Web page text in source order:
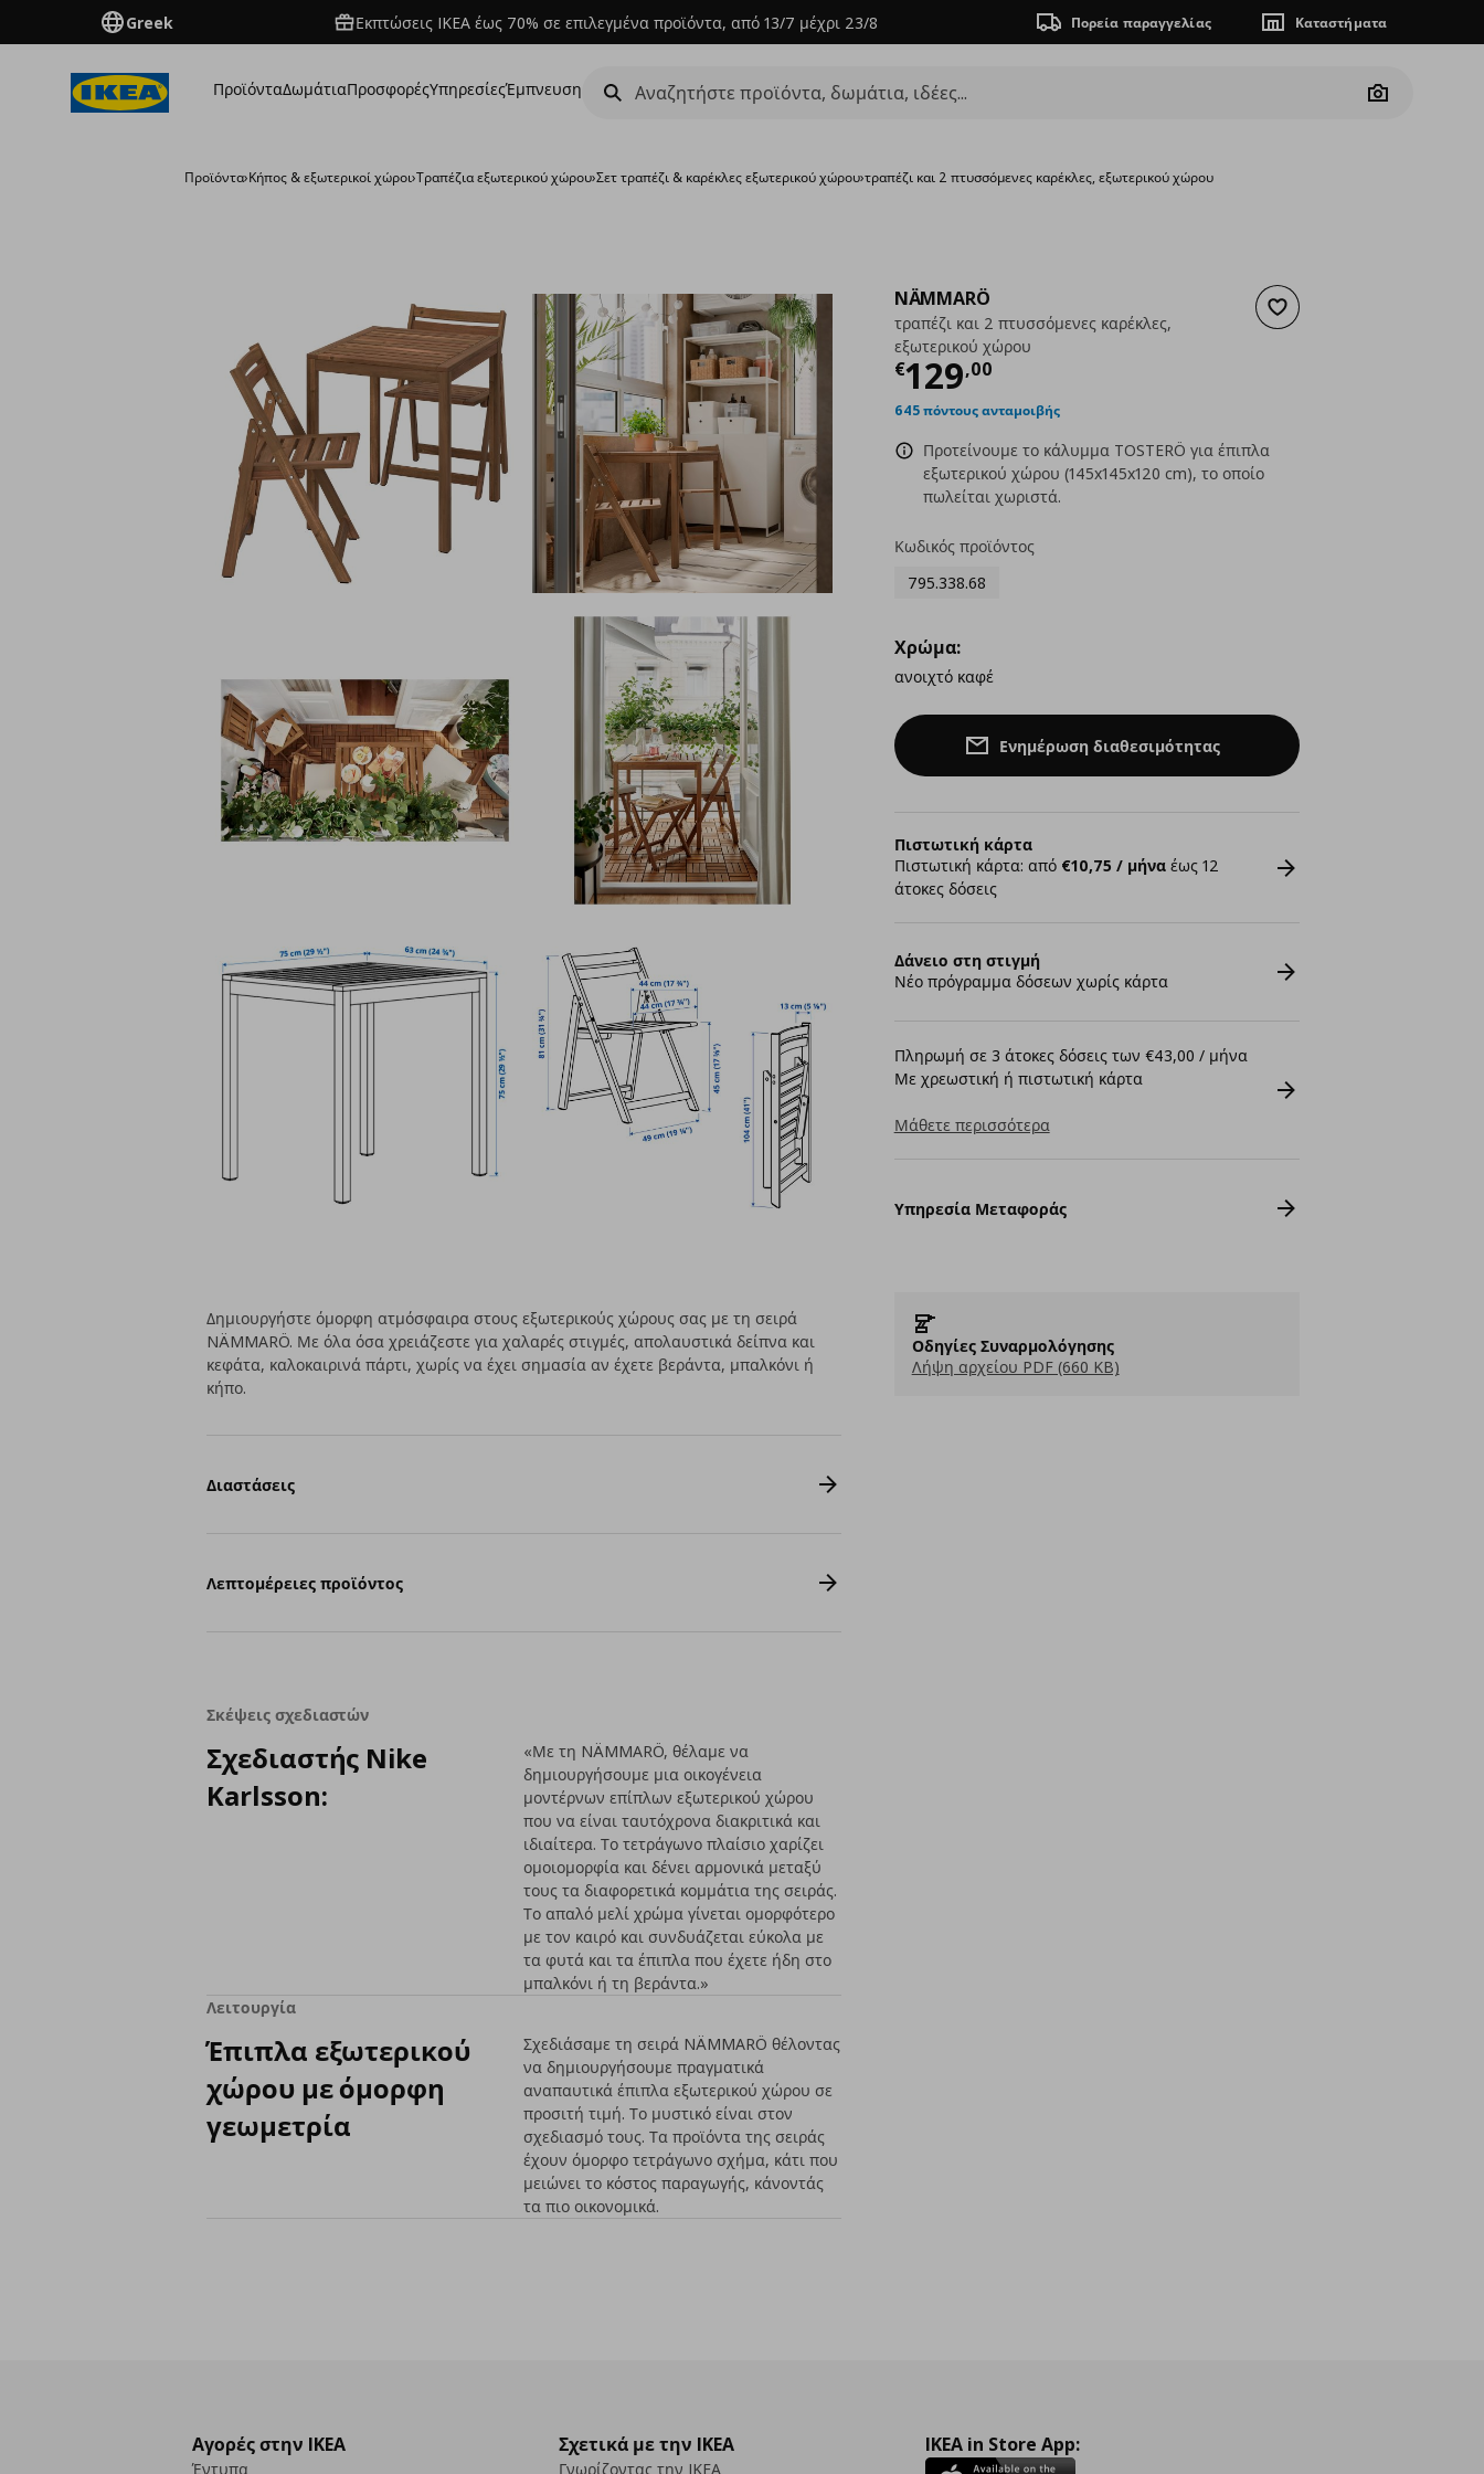
Greek Εκπτώσεις IKEA έως 70% σε επιλεγμένα προϊόντα, από 13/7 μέχρι 23/8 Πορεία παραγγελίας Καταστήματα
ΠροϊόνταΔωμάτιαΠροσφορέςΥπηρεσίεςΈμπνευση
Camera
Προϊόντα›Κήπος & εξωτερικοί χώροι›Τραπέζια εξωτερικού χώρου›Σετ τραπέζι & καρέκλες εξωτερικού χώρου›τραπέζι και 2 πτυσσόμενες καρέκλες, εξωτερικού χώρου
Προσθήκη στα αγαπημένα
NÄMMARÖ
τραπέζι και 2 πτυσσόμενες καρέκλες,
εξωτερικού χώρου
€129,00
Τρέχουσα τιμή
645 πόντους ανταμοιβής
Προτείνουμε το κάλυμμα TOSTERÖ για έπιπλα
εξωτερικού χώρου (145x145x120 cm), το οποίο
πωλείται χωριστά.
Κωδικός προϊόντος
795.338.68
Χρώμα:
ανοιχτό καφέ
Ενημέρωση διαθεσιμότητας
Πιστωτική κάρτα
Πιστωτική κάρτα: από €10,75 / μήναέως 12
άτοκες δόσεις
Δάνειο στη στιγμή
Νέο πρόγραμμα δόσεων χωρίς κάρτα
Πληρωμή σε 3 άτοκες δόσεις των €43,00 / μήνα
Με χρεωστική ή πιστωτική κάρτα
Μάθετε περισσότερα
Υπηρεσία Μεταφοράς
Οδηγίες Συναρμολόγησης
Λήψη αρχείου PDF (660 KB)
Δημιουργήστε όμορφη ατμόσφαιρα στους εξωτερικούς χώρους σας με τη σειρά
NÄMMARÖ. Με όλα όσα χρειάζεστε για χαλαρές στιγμές, απολαυστικά δείπνα και
κεφάτα, καλοκαιρινά πάρτι, χωρίς να έχει σημασία αν έχετε βεράντα, μπαλκόνι ή
κήπο.
Διαστάσεις
Λεπτομέρειες προϊόντος
Σκέψεις σχεδιαστών
Σχεδιαστής Nike
Karlsson:
«Με τη NÄMMARÖ, θέλαμε να
δημιουργήσουμε μια οικογένεια
μοντέρνων επίπλων εξωτερικού χώρου
που να είναι ταυτόχρονα διακριτικά και
ιδιαίτερα. Το τετράγωνο πλαίσιο χαρίζει
ομοιομορφία και δένει αρμονικά μεταξύ
τους τα διαφορετικά κομμάτια της σειράς.
Το απαλό μελί χρώμα γίνεται ομορφότερο
με τον καιρό και συνδυάζεται εύκολα με
τα φυτά και τα έπιπλα που έχετε ήδη στο
μπαλκόνι ή τη βεράντα.»
Λειτουργία
Έπιπλα εξωτερικού
χώρου με όμορφη
γεωμετρία
Σχεδιάσαμε τη σειρά NÄMMARÖ θέλοντας
να δημιουργήσουμε πραγματικά
αναπαυτικά έπιπλα εξωτερικού χώρου σε
προσιτή τιμή. Το μυστικό είναι στον
σχεδιασμό τους. Τα προϊόντα της σειράς
έχουν όμορφο τετράγωνο σχήμα, κάτι που
μειώνει το κόστος παραγωγής, κάνοντάς
τα πιο οικονομικά.
Αγορές στην IKEA
Έντυπα
Σχετικά με την IKEA
Γνωρίζοντας την IKEA
IKEA in Store App: